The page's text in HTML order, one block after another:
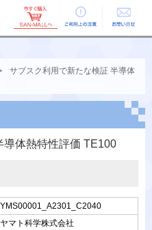
ご利用上の お問い合せ
サブスク利用で新たな検証 半導体
体熱特性評価 TE100
YMS00001_A2301_C2040
ヤマト科学株式会社